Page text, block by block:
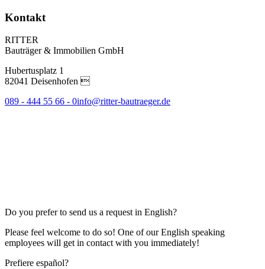
Kontakt
RITTER
Bauträger & Immobilien GmbH
Hubertusplatz 1
82041 Deisenhofen 
089 - 444 55 66 - 0info@ritter-bautraeger.de
Do you prefer to send us a request in English?
Please feel welcome to do so! One of our English speaking
employees will get in contact with you immediately!
Prefiere español?